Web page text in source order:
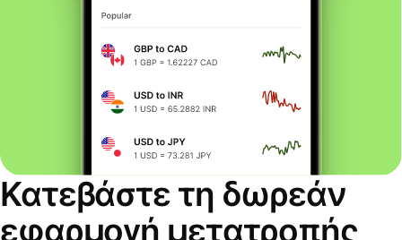
Κατεβάστε τη δωρεάν
εφαρμογή μετατροπής